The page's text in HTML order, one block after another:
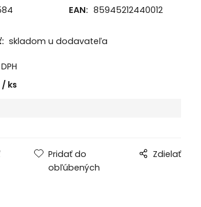
EAN: 85945212440012
skladom u dodavateľa
ks
Pridať do
obľúbených
Zdielať